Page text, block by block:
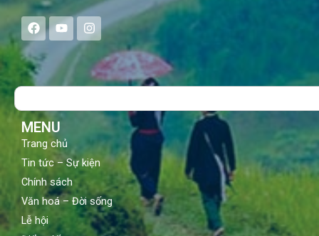
F
a
c
e
b
o
Y
o
u
t
u
b
I
n
s
a
g
Search
MENU
Trang chủ
Tin tức – Sự kiện
Chính sách
Văn hoá – Đời sống
Lễ hội